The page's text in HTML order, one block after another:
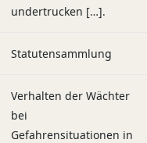
undertrucken […].
Statutensammlung
Verhalten der Wächter
bei
Gefahrensituationen in